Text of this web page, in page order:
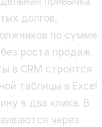
долгов,
по сумме
роста продаж
в CRM строятся
таблицы в Excel
в два клика. В
через